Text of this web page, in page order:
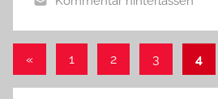
Seitennummerierung
der
«Vorherige
1 2 3 4